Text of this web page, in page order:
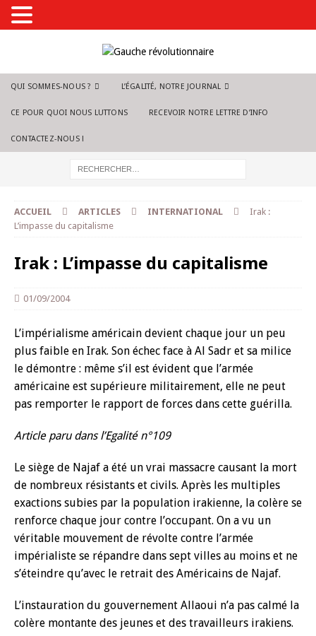
QUI SOMMES-NOUS ? L’ÉGALITÉ, NOTRE JOURNAL
CE POUR QUOI NOUS LUTTONS RECEVOIR NOTRE LETTRE D’INFO
CONTACTEZ-NOUS !
ACCUEIL ARTICLES INTERNATIONAL
Irak :
L’impasse du capitalisme
Irak : L’impasse du capitalisme
01/09/2004
L’impérialisme américain devient chaque jour un peu
plus faible en Irak. Son échec face à Al Sadr et sa milice
le démontre : même s’il est évident que l’armée
américaine est supérieure militairement, elle ne peut
pas remporter le rapport de forces dans cette guérilla.
Article paru dans l’Egalité n°109
Le siège de Najaf a été un vrai massacre causant la mort
de nombreux résistants et civils. Après les multiples
exactions subies par la population irakienne, la colère se
renforce chaque jour contre l’occupant. On a vu un
véritable mouvement de révolte contre l’armée
impérialiste se répandre dans sept villes au moins et ne
s’éteindre qu’avec le retrait des Américains de Najaf.
L’instauration du gouvernement Allaoui n’a pas calmé la
colère montante des jeunes et des travailleurs irakiens.